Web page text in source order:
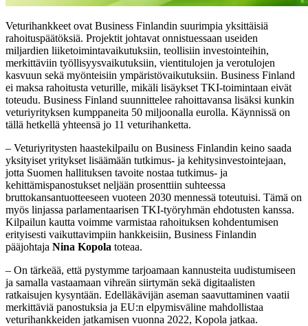
Veturihankkeet ovat Business Finlandin suurimpia yksittäisiä
rahoituspäätöksiä. Projektit johtavat onnistuessaan useiden
miljardien liiketoimintavaikutuksiin, teollisiin investointeihin,
merkittäviin työllisyysvaikutuksiin, vientitulojen ja verotulojen
kasvuun sekä myönteisiin ympäristövaikutuksiin. Business Finland
ei maksa rahoitusta veturille, mikäli lisäykset TKI-toimintaan eivät
toteudu. Business Finland suunnittelee rahoittavansa lisäksi kunkin
veturiyrityksen kumppaneita 50 miljoonalla eurolla. Käynnissä on
tällä hetkellä yhteensä jo 11 veturihanketta.
– Veturiyritysten haastekilpailu on Business Finlandin keino saada
yksityiset yritykset lisäämään tutkimus- ja kehitysinvestointejaan,
jotta Suomen hallituksen tavoite nostaa tutkimus- ja
kehittämispanostukset neljään prosenttiin suhteessa
bruttokansantuotteeseen vuoteen 2030 mennessä toteutuisi. Tämä on
myös linjassa parlamentaarisen TKI-työryhmän ehdotusten kanssa.
Kilpailun kautta voimme varmistaa rahoituksen kohdentumisen
erityisesti vaikuttavimpiin hankkeisiin, Business Finlandin
pääjohtaja Nina Kopola toteaa.
– On tärkeää, että pystymme tarjoamaan kannusteita uudistumiseen
ja samalla vastaamaan vihreän siirtymän sekä digitaalisten
ratkaisujen kysyntään. Edelläkävijän aseman saavuttaminen vaatii
merkittäviä panostuksia ja EU:n elpymisväline mahdollistaa
veturihankkeiden jatkamisen vuonna 2022, Kopola jatkaa.